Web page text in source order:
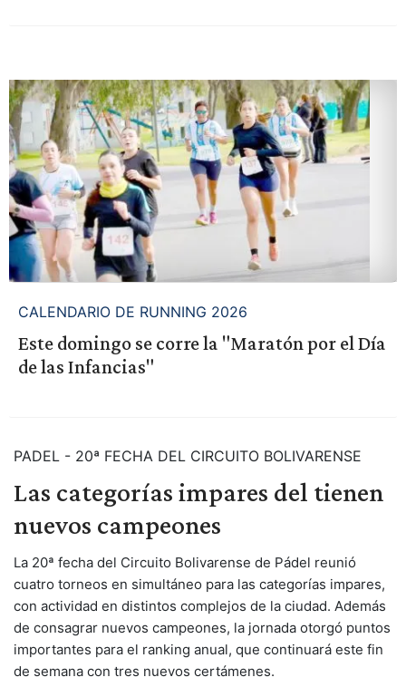
CALENDARIO DE RUNNING 2026
Este domingo se corre la "Maratón por el Día
de las Infancias"
PADEL - 20ª FECHA DEL CIRCUITO BOLIVARENSE
Las categorías impares del tienen
nuevos campeones
La 20ª fecha del Circuito Bolivarense de Pádel reunió
cuatro torneos en simultáneo para las categorías impares,
con actividad en distintos complejos de la ciudad. Además
de consagrar nuevos campeones, la jornada otorgó puntos
importantes para el ranking anual, que continuará este fin
de semana con tres nuevos certámenes.